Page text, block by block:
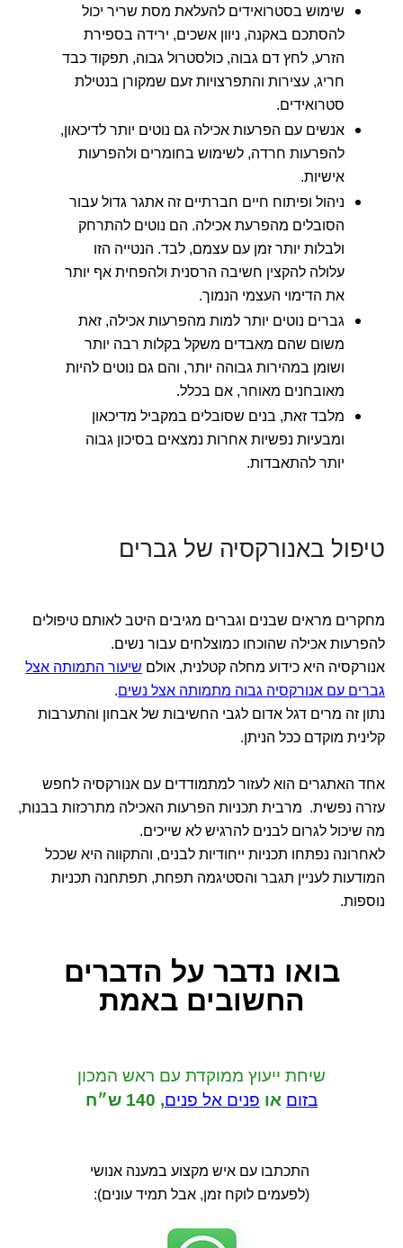
שימוש בסטרואידים להעלאת מסת שריר יכול
להסתכם באקנה, ניוון אשכים, ירידה בספירת
הזרע, לחץ דם גבוה, כולסטרול גבוה, תפקוד כבד
חריג, עצירות והתפרצויות זעם שמקורן בנטילת
סטרואידים.
אנשים עם הפרעות אכילה גם נוטים יותר לדיכאון,
להפרעות חרדה, לשימוש בחומרים ולהפרעות
אישיות.
ניהול ופיתוח חיים חברתיים זה אתגר גדול עבור
הסובלים מהפרעת אכילה. הם נוטים להתרחק
ולבלות יותר זמן עם עצמם, לבד. הנטייה הזו
עלולה להקצין חשיבה הרסנית ולהפחית אף יותר
את הדימוי העצמי הנמוך.
גברים נוטים יותר למות מהפרעות אכילה, זאת
משום שהם מאבדים משקל בקלות רבה יותר
ושומן במהירות גבוהה יותר, והם גם נוטים להיות
מאובחנים מאוחר, אם בכלל.
מלבד זאת, בנים שסובלים במקביל מדיכאון
ומבעיות נפשיות אחרות נמצאים בסיכון גבוה
יותר להתאבדות.
טיפול באנורקסיה של גברים
מחקרים מראים שבנים וגברים מגיבים היטב לאותם טיפולים
להפרעות אכילה שהוכחו כמוצלחים עבור נשים.
אנורקסיה היא כידוע מחלה קטלנית, אולם שיעור התמותה אצל
גברים עם אנורקסיה גבוה מתמותה אצל נשים.
נתון זה מרים דגל אדום לגבי החשיבות של אבחון והתערבות
קלינית מוקדם ככל הניתן.
אחד האתגרים הוא לעזור למתמודדים עם אנורקסיה לחפש
עזרה נפשית. מרבית תכניות הפרעות האכילה מתרכזות בבנות,
מה שיכול לגרום לבנים להרגיש לא שייכים.
לאחרונה נפתחו תכניות ייחודיות לבנים, והתקווה היא שככל
המודעות לעניין תגבר והסטיגמה תפחת, תפתחנה תכניות
נוספות.
בואו נדבר על הדברים
החשובים באמת
שיחת ייעוץ ממוקדת עם ראש המכון
בזום או פנים אל פנים, 140 ש״ח
התכתבו עם איש מקצוע במענה אנושי
(לפעמים לוקח זמן, אבל תמיד עונים):